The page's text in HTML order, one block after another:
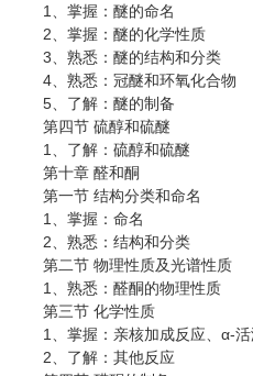
1、掌握：醚的命名
2、掌握：醚的化学性质
3、熟悉：醚的结构和分类
4、熟悉：冠醚和环氧化合物
5、了解：醚的制备
第四节 硫醇和硫醚
1、了解：硫醇和硫醚
第十章 醛和酮
第一节 结构分类和命名
1、掌握：命名
2、熟悉：结构和分类
第二节 物理性质及光谱性质
1、熟悉：醛酮的物理性质
第三节 化学性质
1、掌握：亲核加成反应、α-活
2、了解：其他反应